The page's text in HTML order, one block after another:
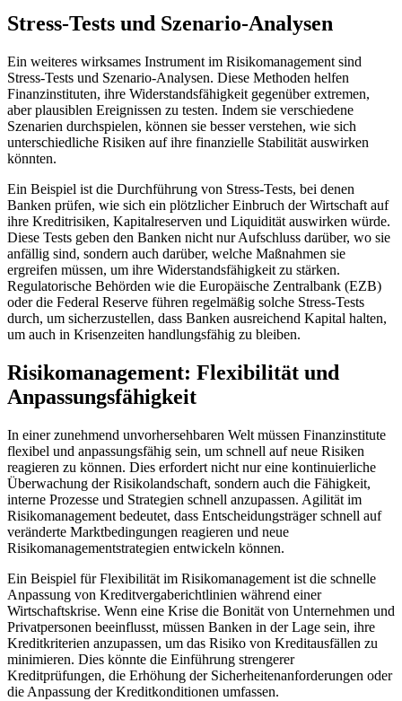
Stress-Tests und Szenario-Analysen
Ein weiteres wirksames Instrument im Risikomanagement sind
Stress-Tests und Szenario-Analysen. Diese Methoden helfen
Finanzinstituten, ihre Widerstandsfähigkeit gegenüber extremen,
aber plausiblen Ereignissen zu testen. Indem sie verschiedene
Szenarien durchspielen, können sie besser verstehen, wie sich
unterschiedliche Risiken auf ihre finanzielle Stabilität auswirken
könnten.
Ein Beispiel ist die Durchführung von Stress-Tests, bei denen
Banken prüfen, wie sich ein plötzlicher Einbruch der Wirtschaft auf
ihre Kreditrisiken, Kapitalreserven und Liquidität auswirken würde.
Diese Tests geben den Banken nicht nur Aufschluss darüber, wo sie
anfällig sind, sondern auch darüber, welche Maßnahmen sie
ergreifen müssen, um ihre Widerstandsfähigkeit zu stärken.
Regulatorische Behörden wie die Europäische Zentralbank (EZB)
oder die Federal Reserve führen regelmäßig solche Stress-Tests
durch, um sicherzustellen, dass Banken ausreichend Kapital halten,
um auch in Krisenzeiten handlungsfähig zu bleiben.
Risikomanagement: Flexibilität und
Anpassungsfähigkeit
In einer zunehmend unvorhersehbaren Welt müssen Finanzinstitute
flexibel und anpassungsfähig sein, um schnell auf neue Risiken
reagieren zu können. Dies erfordert nicht nur eine kontinuierliche
Überwachung der Risikolandschaft, sondern auch die Fähigkeit,
interne Prozesse und Strategien schnell anzupassen. Agilität im
Risikomanagement bedeutet, dass Entscheidungsträger schnell auf
veränderte Marktbedingungen reagieren und neue
Risikomanagementstrategien entwickeln können.
Ein Beispiel für Flexibilität im Risikomanagement ist die schnelle
Anpassung von Kreditvergaberichtlinien während einer
Wirtschaftskrise. Wenn eine Krise die Bonität von Unternehmen und
Privatpersonen beeinflusst, müssen Banken in der Lage sein, ihre
Kreditkriterien anzupassen, um das Risiko von Kreditausfällen zu
minimieren. Dies könnte die Einführung strengerer
Kreditprüfungen, die Erhöhung der Sicherheitenanforderungen oder
die Anpassung der Kreditkonditionen umfassen.